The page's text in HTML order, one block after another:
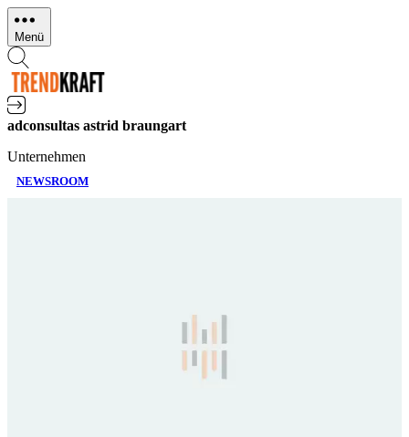
Direkt
zum
Inhalt
Menü
adconsultas astrid braungart
Unternehmen
NEWSROOM